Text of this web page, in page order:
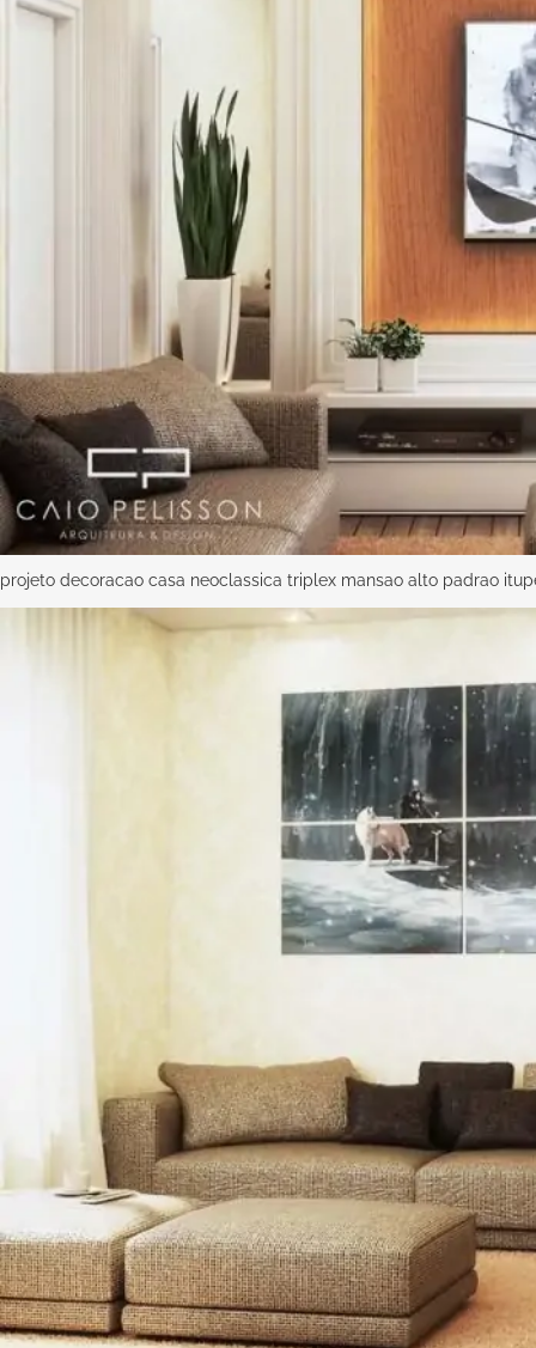
projeto decoracao casa neoclassica triplex mansao alto padrao